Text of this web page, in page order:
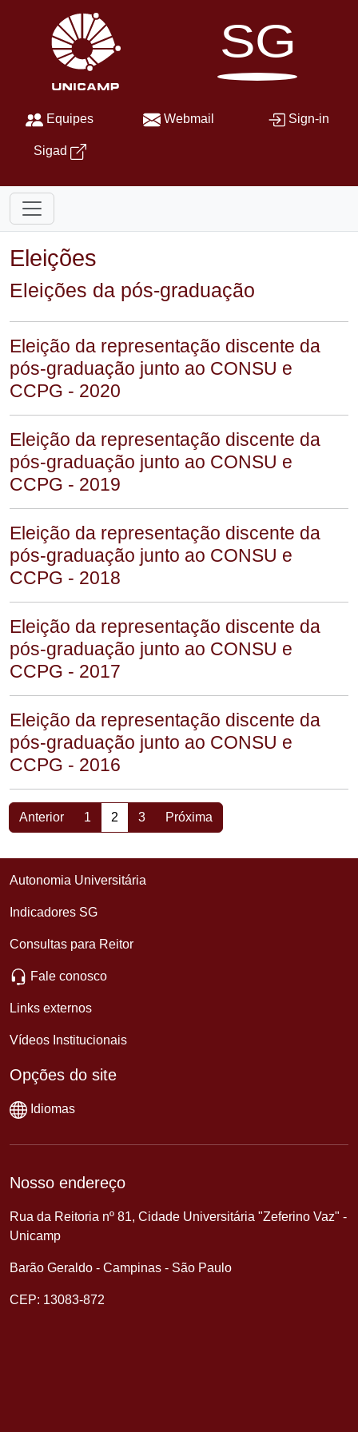
SG
Equipes Webmail Sign-in
Sigad
Eleições
Eleições da pós-graduação
Eleição da representação discente da
pós-graduação junto ao CONSU e
CCPG - 2020
Eleição da representação discente da
pós-graduação junto ao CONSU e
CCPG - 2019
Eleição da representação discente da
pós-graduação junto ao CONSU e
CCPG - 2018
Eleição da representação discente da
pós-graduação junto ao CONSU e
CCPG - 2017
Eleição da representação discente da
pós-graduação junto ao CONSU e
CCPG - 2016
Anterior 1 2 3 Próxima
Autonomia Universitária
Indicadores SG
Consultas para Reitor
Fale conosco
Links externos
Vídeos Institucionais
Opções do site
Idiomas
Nosso endereço
Rua da Reitoria nº 81, Cidade Universitária "Zeferino Vaz" -
Unicamp
Barão Geraldo - Campinas - São Paulo
CEP: 13083-872